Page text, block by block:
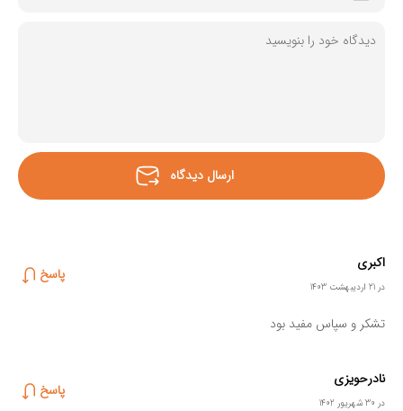
اکبری
در 21 اردیبهشت 1403
پاسخ
تشکر و سپاس مفید بود
نادرحویزی
در 30 شهریور 1402
پاسخ